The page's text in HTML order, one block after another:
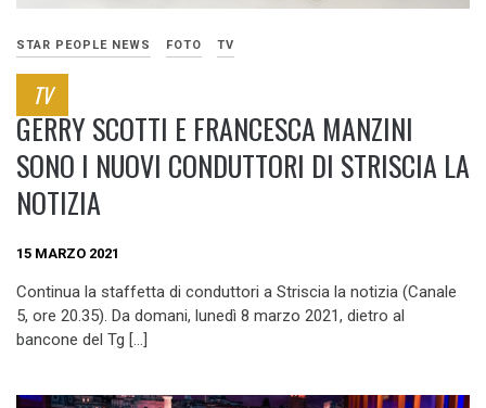
STAR PEOPLE NEWS FOTO TV
TV
GERRY SCOTTI E FRANCESCA MANZINI
SONO I NUOVI CONDUTTORI DI STRISCIA LA
NOTIZIA
15 MARZO 2021
Continua la staffetta di conduttori a Striscia la notizia (Canale
5, ore 20.35). Da domani, lunedì 8 marzo 2021, dietro al
bancone del Tg […]